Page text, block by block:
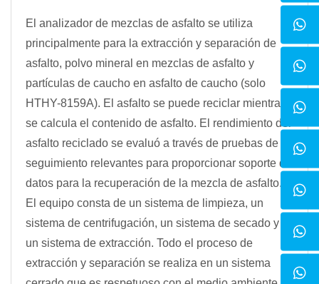
El analizador de mezclas de asfalto se utiliza
principalmente para la extracción y separación de
asfalto, polvo mineral en mezclas de asfalto y
partículas de caucho en asfalto de caucho (solo
HTHY-8159A). El asfalto se puede reciclar mientras
se calcula el contenido de asfalto. El rendimiento del
asfalto reciclado se evaluó a través de pruebas de
seguimiento relevantes para proporcionar soporte de
datos para la recuperación de la mezcla de asfalto.
El equipo consta de un sistema de limpieza, un
sistema de centrifugación, un sistema de secado y
un sistema de extracción. Todo el proceso de
extracción y separación se realiza en un sistema